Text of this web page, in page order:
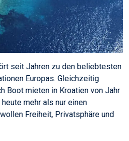
seit Jahren zu den beliebtesten
Europas. Gleichzeitig
Boot mieten in Kroatien von Jahr
mehr als nur einen
Freiheit, Privatsphäre und